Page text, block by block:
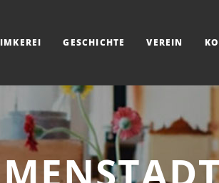
IMKEREI GESCHICHTE VEREIN